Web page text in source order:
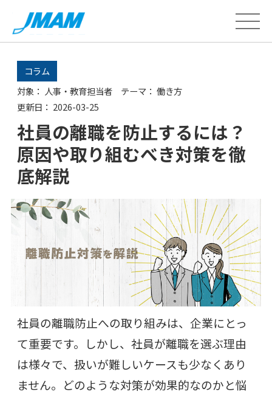
コラム
対象： 人事・教育担当者 テーマ： 働き方
更新日： 2026-03-25
社員の離職を防止するには？
原因や取り組むべき対策を徹
底解説
社員の離職防止への取り組みは、企業にとっ
て重要です。しかし、社員が離職を選ぶ理由
は様々で、扱いが難しいケースも少なくあり
ません。どのような対策が効果的なのかと悩